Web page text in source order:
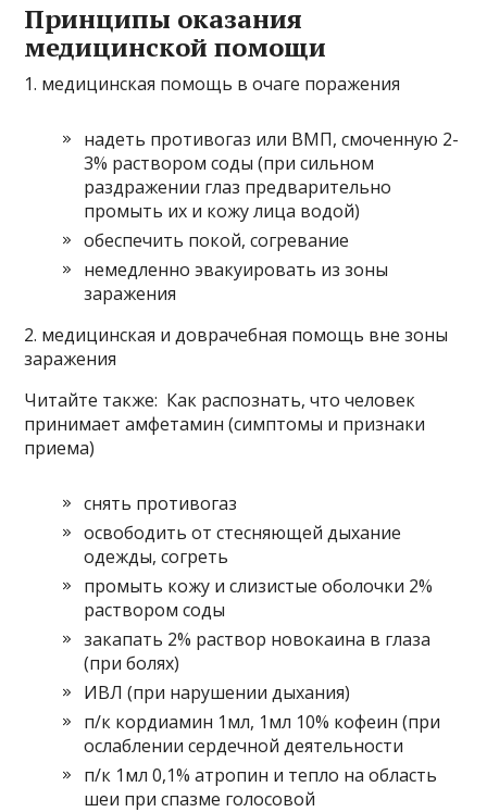
Принципы оказания
медицинской помощи
1. медицинская помощь в очаге поражения
надеть противогаз или ВМП, смоченную 2-
3% раствором соды (при сильном
раздражении глаз предварительно
промыть их и кожу лица водой)
обеспечить покой, согревание
немедленно эвакуировать из зоны
заражения
2. медицинская и доврачебная помощь вне зоны
заражения
Читайте также: Как распознать, что человек
принимает амфетамин (симптомы и признаки
приема)
снять противогаз
освободить от стесняющей дыхание
одежды, согреть
промыть кожу и слизистые оболочки 2%
раствором соды
закапать 2% раствор новокаина в глаза
(при болях)
ИВЛ (при нарушении дыхания)
п/к кордиамин 1мл, 1мл 10% кофеин (при
ослаблении сердечной деятельности
п/к 1мл 0,1% атропин и тепло на область
шеи при спазме голосовой